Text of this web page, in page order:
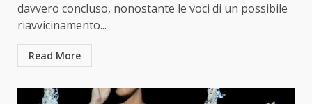
davvero concluso, nonostante le voci di un possibile
riavvicinamento...
Read More